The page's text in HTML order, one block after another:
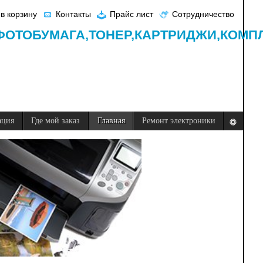
корзину Контакты Прайс лист Сотрудничество
ТОНЕР,КАРТРИДЖИ,
Где мой заказ Главная Ремонт электроники